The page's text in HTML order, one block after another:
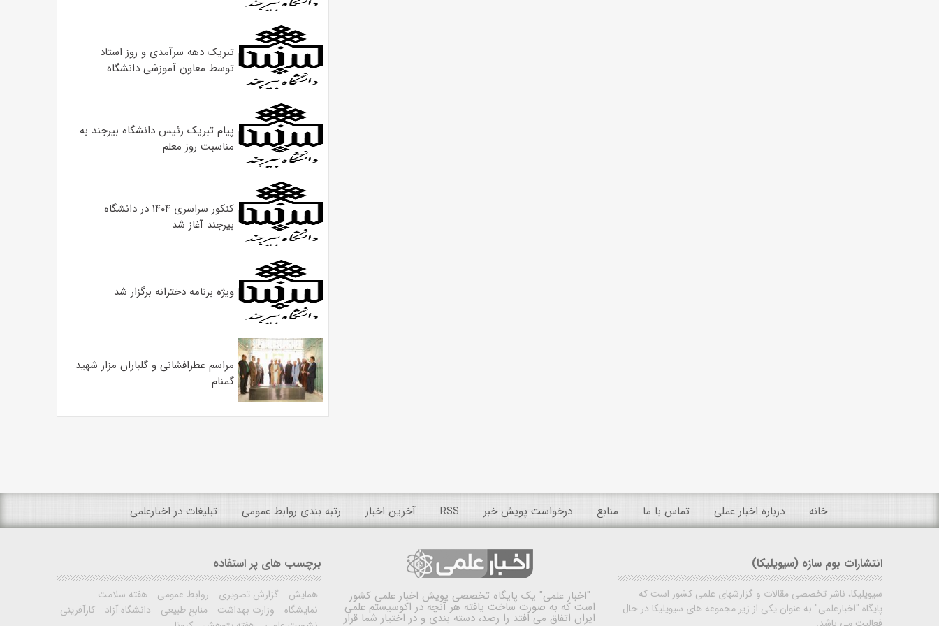
تبریک دهه سرآمدی و روز استاد
توسط معاون آموزشی دانشگاه
پیام تبریک رئیس دانشگاه بیرجند به
مناسبت روز معلم
کنکور سراسری ۱۴۰۴ در دانشگاه
بیرجند آغاز شد
ویژه برنامه دخترانه برگزار شد
مراسم عطرافشانی و گلباران مزار شهید
گمنام
خانه درباره اخبار عملی تماس با ما منابع درخواست پویش خبر RSS آخرین اخبار رتبه بندی روابط عمومی تبلیغات در اخبارعلمی
انتشارات بوم سازه (سیویلیکا)
سیویلیکا، ناشر تخصصی مقالات و گزارشهای علمی کشور است که
پایگاه "اخبارعلمی" به عنوان یکی از زیر مجموعه های سیویلیکا در حال
"اخبار علمی" یک پایگاه تخصصی پویش اخبار علمی کشور
است که به صورت ساخت یافته هر آنچه در اکوسیستم علمی
ایران اتفاق می افتد را رصد، دسته بندی و در اختیار شما قرار
برچسب های پر استفاده
همایش گزارش تصویری روابط عمومی
هفته سلامت
نمایشگاه
وزارت بهداشت منابع طبیعی دانشگاه آزاد
کارآفرینی